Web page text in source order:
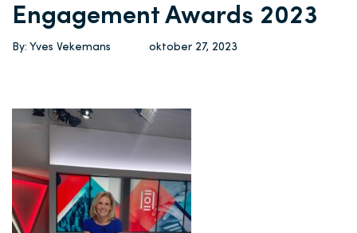
Engagement Awards 2023
By: Yves Vekemans oktober 27, 2023